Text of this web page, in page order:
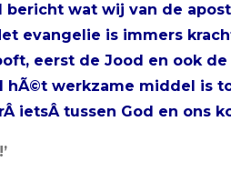
wat wij van de
evangelie is immers
eerst de Jood en ook de
hÃ©t werkzame middel is
ietsÂ tussen God en ons